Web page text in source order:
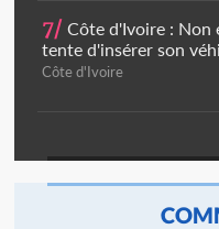
7/ Côte d'Ivoire : Non
tente d'insérer son
Côte d'Ivoire